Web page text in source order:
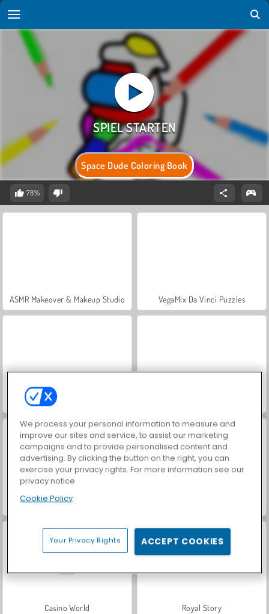
Space Dude Coloring Book
78%
ASMR Makeover & Makeup Studio VegaMix Da Vinci Puzzles
Hidden Object: Street of Secrets
Farm Merge Valley
Casino World Royal Story
We process your personal information to measure and
improve our sites and service, to assist our marketing
campaigns and to provide personalised content and
advertising. By clicking the button on the right, you can
exercise your privacy rights. For more information see our
privacy notice
Cookie Policy
Your Privacy Rights ACCEPT COOKIES